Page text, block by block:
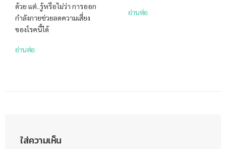
ด้วย แต่..รู้หรือไม่ว่า การออก
กำลังกายช่วยลดความเสี่ยง
ของโรคนี้ได้
อ่านต่อ
อ่านต่อ
ใส่ความเห็น